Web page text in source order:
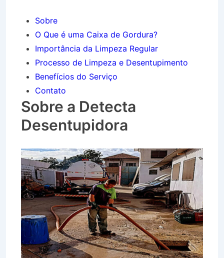
Sobre
O Que é uma Caixa de Gordura?
Importância da Limpeza Regular
Processo de Limpeza e Desentupimento
Benefícios do Serviço
Contato
Sobre a Detecta
Desentupidora